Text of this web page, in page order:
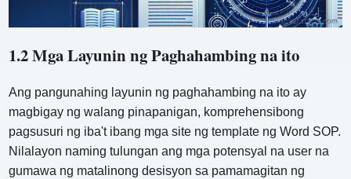
1.2 Mga Layunin ng Paghahambing na ito
Ang pangunahing layunin ng paghahambing na ito ay
magbigay ng walang pinapanigan, komprehensibong
pagsusuri ng iba't ibang mga site ng template ng Word SOP.
Nilalayon naming tulungan ang mga potensyal na user na
gumawa ng matalinong desisyon sa pamamagitan ng